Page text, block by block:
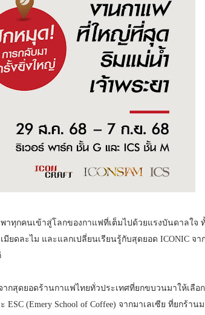
พาทุกคนเข้าสู่โลกของกาแฟที่เต็มไปด้วยแรงบันดาลใจ
ดละไม และแลกเปลี่ยนเรียนรู้กับสุดยอด ICONIC จา
กสุดยอดร้านกาแฟไทยทั่วประเทศที่ยกขบวนมาให้เลือ
(Emery School of Coffee) จากมาเลเซีย ที่ยกร้าน